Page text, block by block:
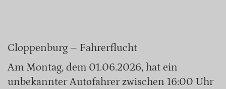
Cloppenburg – Fahrerflucht
Am Montag, dem 01.06.2026, hat ein
unbekannter Autofahrer zwischen 16:00 Uhr